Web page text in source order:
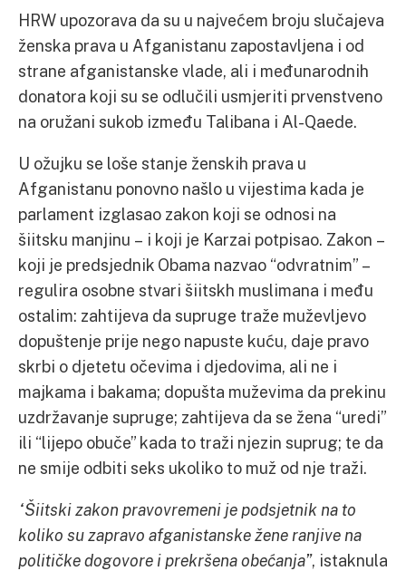
HRW upozorava da su u najvećem broju slučajeva
ženska prava u Afganistanu zapostavljena i od
strane afganistanske vlade, ali i međunarodnih
donatora koji su se odlučili usmjeriti prvenstveno
na oružani sukob između Talibana i Al-Qaede.
U ožujku se loše stanje ženskih prava u
Afganistanu ponovno našlo u vijestima kada je
parlament izglasao zakon koji se odnosi na
šiitsku manjinu – i koji je Karzai potpisao. Zakon –
koji je predsjednik Obama nazvao “odvratnim” –
regulira osobne stvari šiitskh muslimana i među
ostalim: zahtijeva da supruge traže muževljevo
dopuštenje prije nego napuste kuću, daje pravo
skrbi o djetetu očevima i djedovima, ali ne i
majkama i bakama; dopušta muževima da prekinu
uzdržavanje supruge; zahtijeva da se žena “uredi”
ili “lijepo obuče” kada to traži njezin suprug; te da
ne smije odbiti seks ukoliko to muž od nje traži.
“Šiitski zakon pravovremeni je podsjetnik na to
koliko su zapravo afganistanske žene ranjive na
političke dogovore i prekršena obećanja”, istaknula